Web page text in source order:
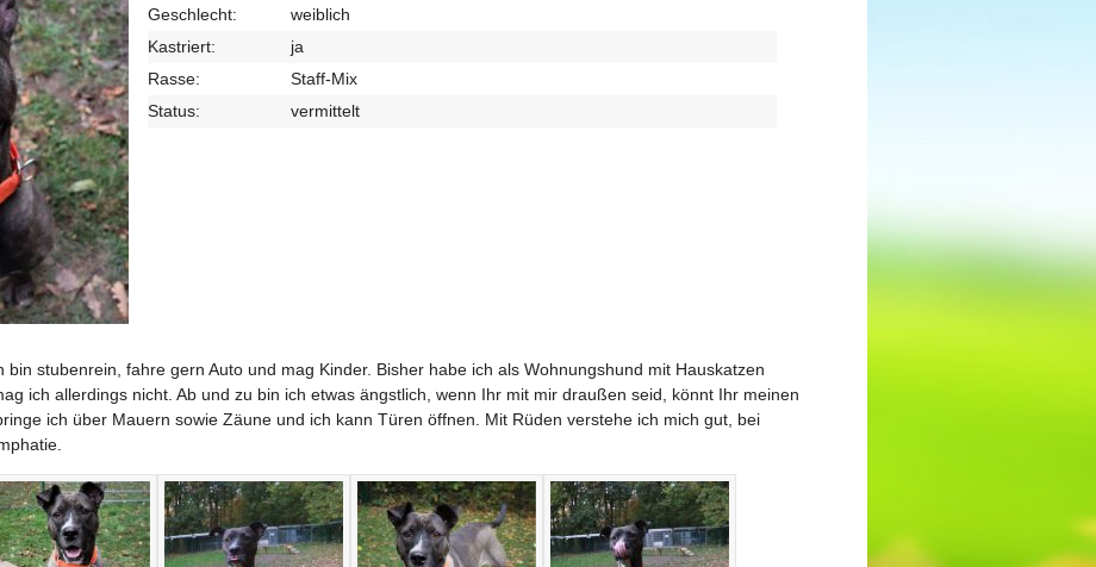
Geschlecht:
weiblich
Kastriert:
ja
Rasse:
Staff-Mix
Status:
vermittelt
bin stubenrein, fahre gern Auto und mag Kinder. Bisher habe ich als Wohnungshund mit Hauskatzen
ich allerdings nicht. Ab und zu bin ich etwas ängstlich, wenn Ihr mit mir draußen seid, könnt Ihr meinen
ich über Mauern sowie Zäune und ich kann Türen öffnen. Mit Rüden verstehe ich mich gut, bei